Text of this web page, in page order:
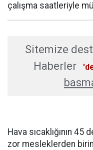
çalışma saatleriyle
Sitemize
Haberler
Hava sıcaklığının
zor mesleklerden